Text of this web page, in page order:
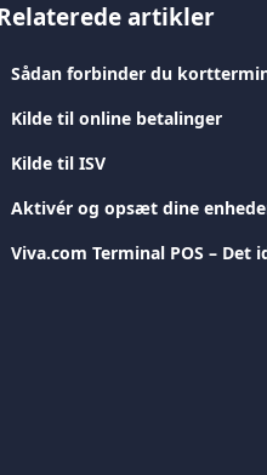
artikler
Sådan forbinder du
Kilde til online betalinger
Kilde til ISV
Aktivér og opsæt dine
Viva.com Terminal POS –